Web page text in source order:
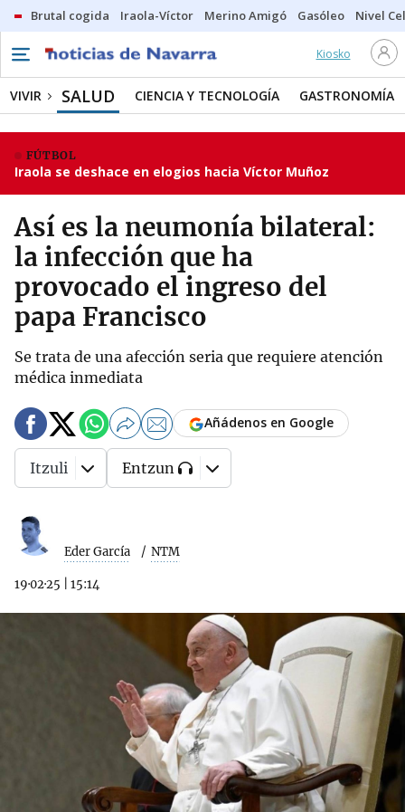
Brutal cogida Iraola-Víctor Merino Amigó Gasóleo Nivel
Kiosko
VIVIR SALUD CIENCIA Y TECNOLOGÍA GASTRONOMÍA
FÚTBOL
Iraola se deshace en elogios hacia Víctor Muñoz
Así es la neumonía bilateral:
la infección que ha
provocado el ingreso del
papa Francisco
Se trata de una afección seria que requiere atención
médica inmediata
Eder García NTM
19·02·25 15:14
Añádenos en Google
Itzuli Entzun